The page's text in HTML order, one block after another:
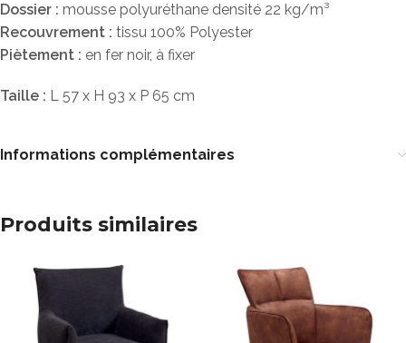
Dossier : mousse polyuréthane densité 22 kg/m³
Recouvrement : tissu 100% Polyester
Piètement : en fer noir, à fixer
Taille : L 57 x H 93 x P 65 cm
Informations complémentaires
Produits similaires